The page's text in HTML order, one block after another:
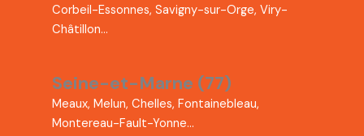
Corbeil-Essonnes, Savigny-sur-Orge, Viry-
Châtillon…
Seine-et-Marne (77)
Meaux, Melun, Chelles, Fontainebleau,
Montereau-Fault-Yonne…